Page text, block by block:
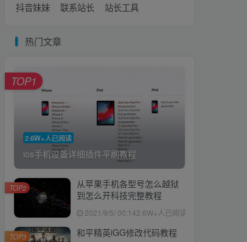
抖音妹妹 联系站长 站长工具
热门文章
2.6W+人已阅读
ios手机设备详细插件平刷教程
TOP1
从苹果手机各型号怎么越狱
到怎么开科技完整教程
2021/9/5/ 00:142.6W+人已阅读
TOP2
和平精英iGG修改代码教程
TOP3